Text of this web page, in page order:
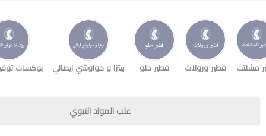
مشلتت فطير ورولات فطير حلو بيتزا و حواوشي ايطالي بوكسات
علب المولد النبوي